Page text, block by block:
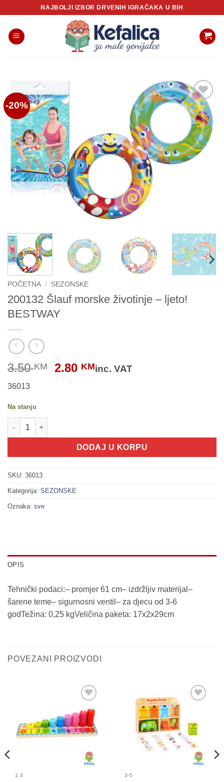
content
NAJBOLJI IZBOR DRVENIH IGRAČAKA U BIH
-20%
Sačuvaj
proizvod
POČETNA / SEZONSKE
200132 Šlauf morske životinje – ljeto!
BESTWAY
3.50KM
Original
2.80 KMCurrent
inc. VAT
36013
Na stanju
200132 Šlauf morske životinje - ljeto! BESTWAY količina
DODAJ U KORPU
SKU: 36013
Kategorija: SEZONSKE
Oznaka: sve
OPIS
Tehnički podaci:– promjer 61 cm– izdržljiv materijal–
šarene teme– sigurnosni ventil– za djecu od 3-6
godTežina: 0,25 kgVeličina paketa: 17x2x29cm
POVEZANI PROIZVODI
Sačuvaj
proizvod
1-3 3-5